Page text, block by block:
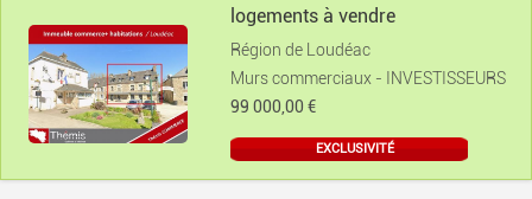
logements à vendre
Région de Loudéac
Murs commerciaux - INVESTISSEURS
99 000,00 €
EXCLUSIVITÉ